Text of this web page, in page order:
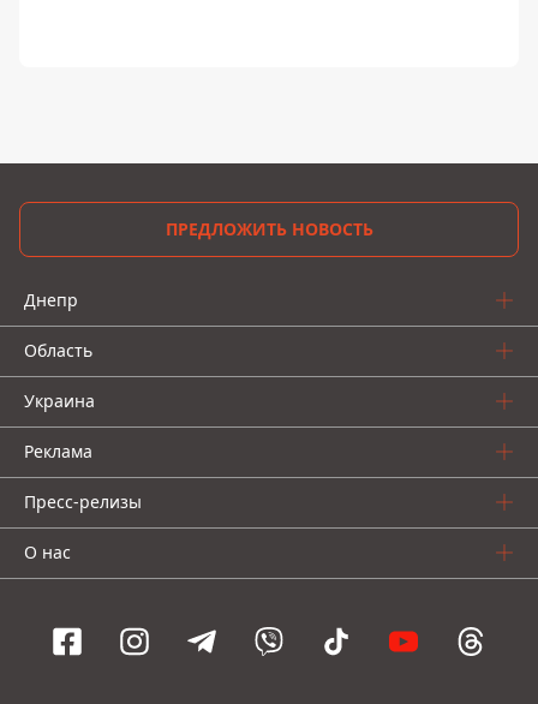
ПРЕДЛОЖИТЬ НОВОСТЬ
Днепр
Область
Украина
Реклама
Пресс-релизы
О нас